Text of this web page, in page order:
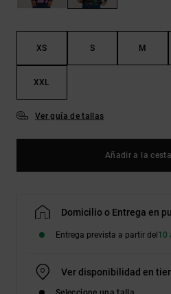
respuestas a
XS S M
XXL
Ver guía de tallas
Añadir a la cesta
Domicilio o Entrega en
Entrega prevista a partir del10
Ver disponibilidad en